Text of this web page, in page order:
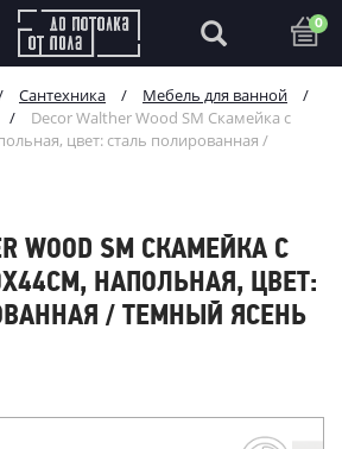
0
Сантехника / Мебель для ванной
/
/
Decor Walther Wood SM Скамейка с
цвет: сталь полированная /
WOOD SM СКАМЕЙКА С
НАПОЛЬНАЯ, ЦВЕТ:
/ ТЕМНЫЙ ЯСЕНЬ